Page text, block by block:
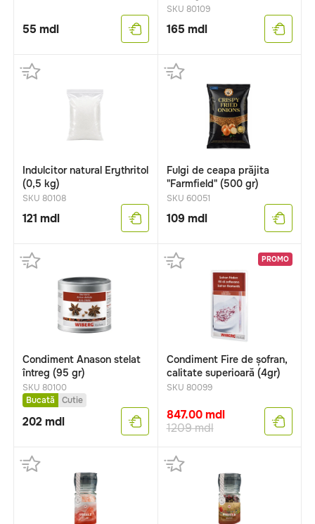
55 mdl
SKU 80109
165 mdl
Indulcitor natural Erythritol
(0,5 kg)
SKU 80108
121 mdl
Fulgi de ceapa prăjita
"Farmfield" (500 gr)
SKU 60051
109 mdl
Condiment Anason stelat
întreg (95 gr)
SKU 80100
Bucată
Cutie
202 mdl
PROMO
Condiment Fire de șofran,
calitate superioară (4gr)
SKU 80099
847.00mdl
1209mdl